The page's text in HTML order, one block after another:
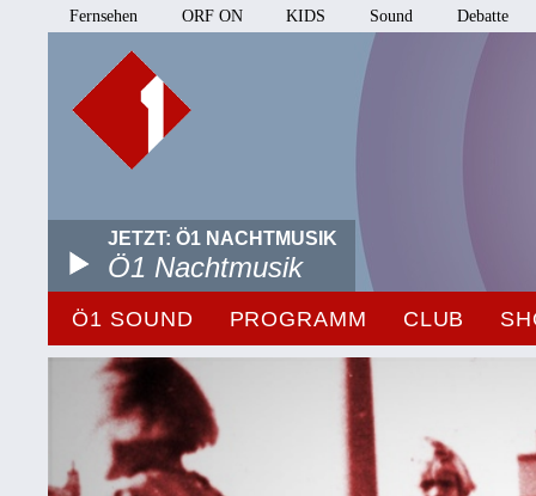
Fernsehen ORF ON KIDS Sound Debatte
JETZT: Ö1 NACHTMUSIK
Ö1 Nachtmusik
Ö1 SOUND PROGRAMM CLUB